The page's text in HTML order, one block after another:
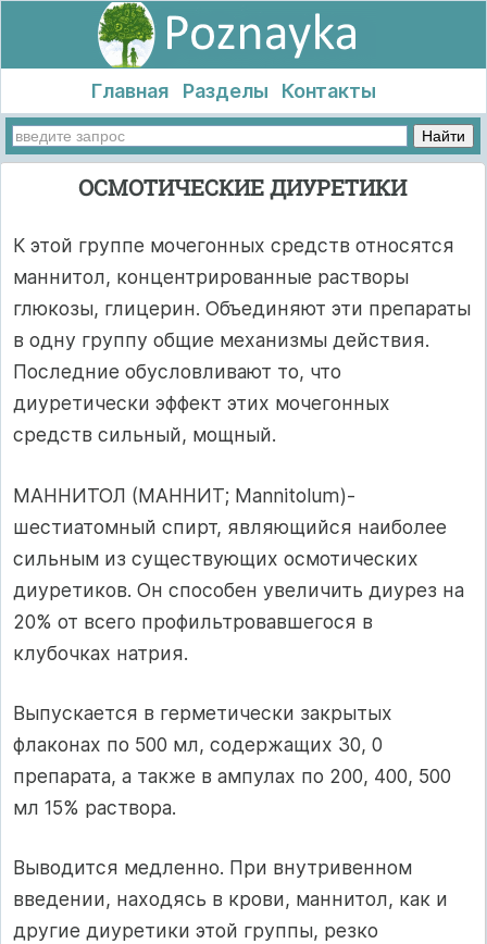
Главная Разделы Контакты
ОСМОТИЧЕСКИЕ ДИУРЕТИКИ
К этой группе мочегонных средств относятся
маннитол, концентрированные растворы
глюкозы, глицерин. Объединяют эти препараты
в одну группу общие механизмы действия.
Последние обусловливают то, что
диуретически эффект этих мочегонных
средств сильный, мощный.
МАННИТОЛ (МАННИТ; Mannitolum)-
шестиатомный спирт, являющийся наиболее
сильным из существующих осмотических
диуретиков. Он способен увеличить диурез на
20% от всего профильтровавшегося в
клубочках натрия.
Выпускается в герметически закрытых
флаконах по 500 мл, содержащих 30, 0
препарата, а также в ампулах по 200, 400, 500
мл 15% раствора.
Выводится медленно. При внутривенном
введении, находясь в крови, маннитол, как и
другие диуретики этой группы, резко